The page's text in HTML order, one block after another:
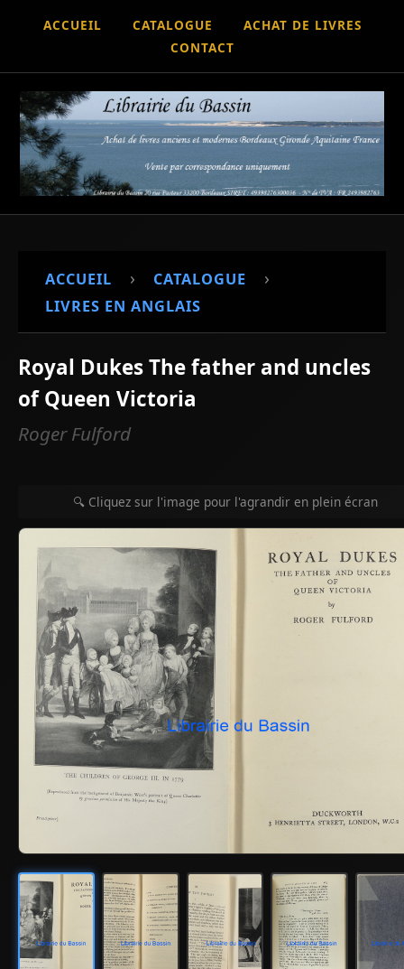
ACCUEIL CATALOGUE
ACHAT DE LIVRES
CONTACT
ACCUEIL › CATALOGUE ›
LIVRES EN ANGLAIS
Royal Dukes The father and uncles
of Queen Victoria
Roger Fulford
🔍 Cliquez sur l'image pour l'agrandir en plein écran